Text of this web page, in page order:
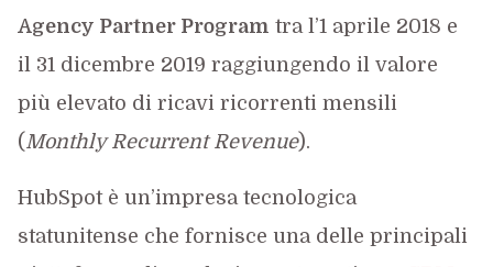
Agency Partner Program tra l’1 aprile 2018 e
il 31 dicembre 2019 raggiungendo il valore
più elevato di ricavi ricorrenti mensili
(Monthly Recurrent Revenue).
HubSpot è un’impresa tecnologica
statunitense che fornisce una delle principali